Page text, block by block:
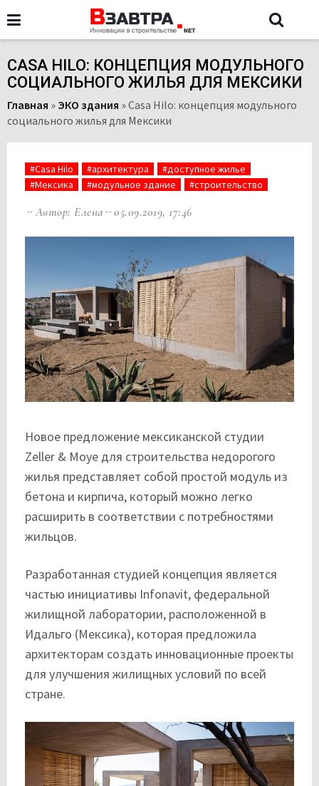
CASA HILO: КОНЦЕПЦИЯ МОДУЛЬНОГО
СОЦИАЛЬНОГО ЖИЛЬЯ ДЛЯ МЕКСИКИ
Главная » ЭКО здания »Casa Hilo: концепция модульного
социального жилья для Мексики
#Casa Hilo #архитектура
#доступное жилье
#Мексика
#модульное здание #строительство
Автор: Елена 05.09.2019, 17:46
Новое предложение мексиканской студии
Zeller & Moye для строительства недорогого
жилья представляет собой простой модуль из
бетона и кирпича, который можно легко
расширить в соответствии с потребностями
жильцов.
Разработанная студией концепция является
частью инициативы Infonavit, федеральной
жилищной лаборатории, расположенной в
Идальго (Мексика), которая предложила
архитекторам создать инновационные проекты
для улучшения жилищных условий по всей
стране.